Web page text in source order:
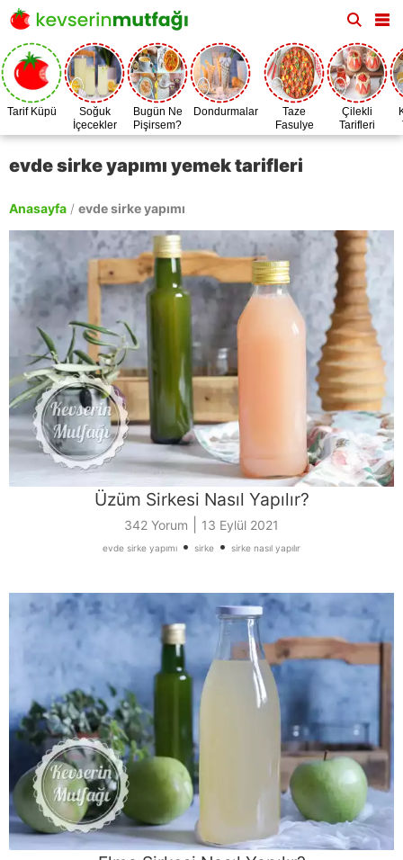
Tarif Küpü
Soğuk
İçecekler
Bugün Ne
Pişirsem?
Dondurmalar
Taze
Fasulye
Zamanı
Çilekli
Tarifleri
evde sirke yapımı yemek tarifleri
Anasayfa / evde sirke yapımı
Üzüm Sirkesi Nasıl Yapılır?
342 Yorum 13 Eylül 2021
evde sirke yapımı • sirke • sirke nasıl yapılır